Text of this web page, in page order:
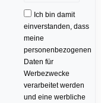
Ich bin damit
einverstanden, dass
meine
personenbezogenen
Daten für
Werbezwecke
verarbeitet werden
und eine werbliche